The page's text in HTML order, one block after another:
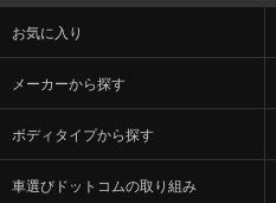
お気に入り
メーカーから探す
ボディタイプから探す
車選びドットコムの取り組み